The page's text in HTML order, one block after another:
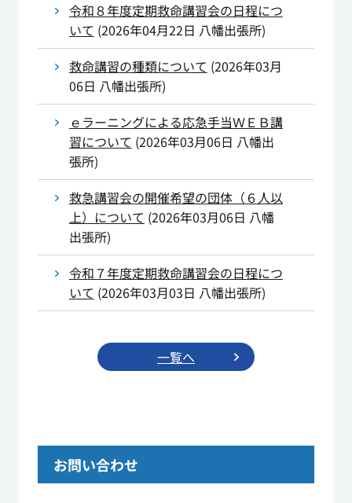
令和８年度定期救命講習会の日程につ
いて (2026年04月22日 八幡出張所)
救命講習の種類について (2026年03月
06日 八幡出張所)
ｅラーニングによる応急手当ＷＥＢ講
習について (2026年03月06日 八幡出
張所)
救急講習会の開催希望の団体（６人以
上）について (2026年03月06日 八幡
出張所)
令和７年度定期救命講習会の日程につ
いて (2026年03月03日 八幡出張所)
一覧へ
お問い合わせ